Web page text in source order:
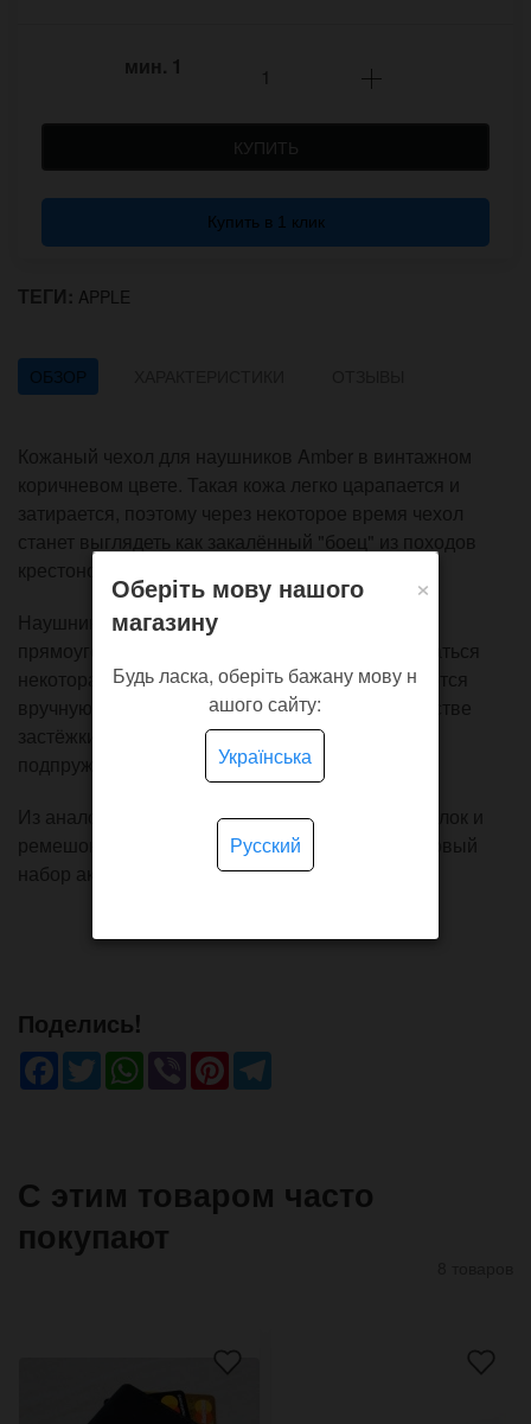
мин. 1
КУПИТЬ
Купить в 1 клик
ТЕГИ: APPLE
ОБЗОР
Кожаный чехол для наушников Amber в винтажном
коричневом цвете. Такая кожа легко царапается и
затирается, поэтому через некоторое время чехол
станет выглядеть как закалённый "боец" из походов
крестоносцев.
Наушники наматываются в углубления в виде
прямоугольных врезок в основе, могут наблюдаться
некоторая нессиметричность т.к. они выполняются
вручную. Общие размеры 110 на 50 мм. В качестве
застёжки использована одна небольшая
подпружиненная кнопка.
Из аналогичной кожи можно выбрать также брелок и
ремешок для часов. В итоге выйдет очень толковый
набор аксессуаров для подарка.
Поделись!
Facebook
TwitterWhatsApp
ViberPinterest
С этим товаром часто
покупают
×
Оберіть мову нашого
магазину
Будь ласка, оберіть бажану мову н
ашого сайту:
Українська
Русский